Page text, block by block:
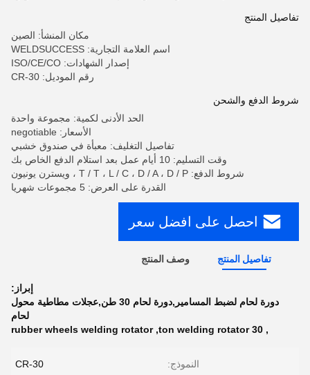
تفاصيل المنتج
مكان المنشأ: الصين
اسم العلامة التجارية: WELDSUCCESS
إصدار الشهادات: ISO/CE/CO
رقم الموديل: CR-30
شروط الدفع والشحن
الحد الأدنى لكمية: مجموعة واحدة
الأسعار: negotiable
تفاصيل التغليف: معبأة في صندوق خشبي
وقت التسليم: 10 أيام عمل بعد استلام الدفع الخاص بك
شروط الدفع: T / T ، L / C ، D / A ، D / P ، ويسترن يونيون
القدرة على العرض: 5 مجموعات شهريا
احصل على افضل سعر
تفاصيل المنتج وصف المنتج
إبراز:
دورة لحام لضبط المسامير,دورة لحام 30 طن,عجلات مطاطية محول
لحام
,
30 ton welding rotator
,
rubber wheels welding rotator
النموذج: CR-30